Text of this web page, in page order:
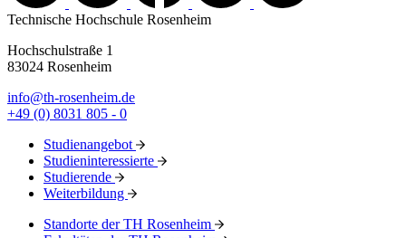
Technische Hochschule Rosenheim
Hochschulstraße 1
83024 Rosenheim
info@th-rosenheim.de
+49 (0) 8031 805 - 0
Studienangebot
Studieninteressierte
Studierende
Weiterbildung
Standorte der TH Rosenheim